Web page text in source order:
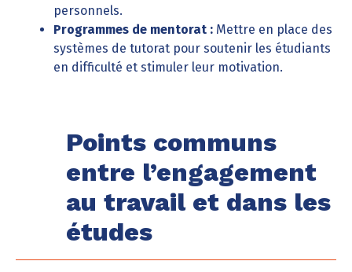
personnels.
Programmes de mentorat : Mettre en place des
systèmes de tutorat pour soutenir les étudiants
en difficulté et stimuler leur motivation.
Points communs
entre l’engagement
au travail et dans les
études